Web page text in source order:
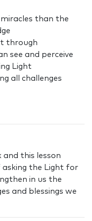
than the
through
see and perceive
Light
all challenges
this lesson
the Light for
in us the
and blessings we